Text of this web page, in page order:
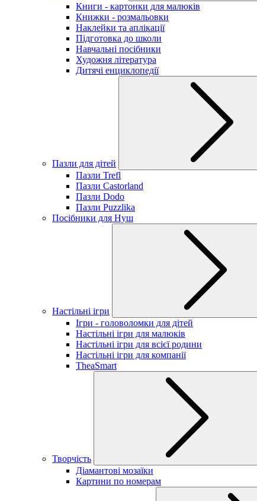
Книги - картонки для малюків
Книжки - розмальовки
Наклейки та аплікації
Підготовка до школи
Навчальні посібники
Художня література
Дитячі енциклопедії
Пазли для дітей
Пазли Trefl
Пазли Castorland
Пазли Dodo
Пазли Puzzlika
Посібники для Нуш
Настільні ігри
Ігри - головоломки для дітей
Настільні ігри для малюків
Настільні ігри для всієї родини
Настільні ігри для компанії
TheaSmart
Творчість
Діамантові мозаїки
Картини по номерам